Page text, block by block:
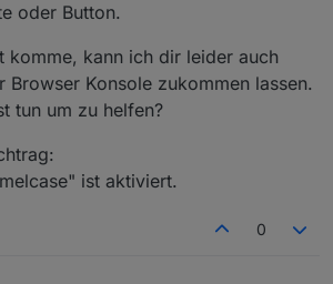
oder Button.
komme, kann ich dir leider auch
Browser Konsole zukommen lassen.
tun um zu helfen?
ist aktiviert.
0